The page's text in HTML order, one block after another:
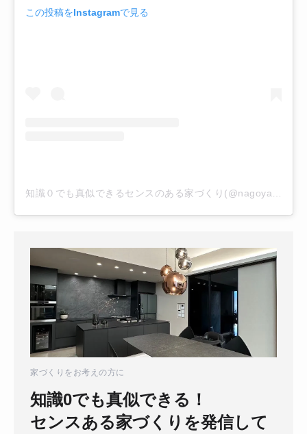
この投稿をInstagramで見る
家づくりをお考えの方に
知識0でも真似できる！
センスある家づくりを発信して